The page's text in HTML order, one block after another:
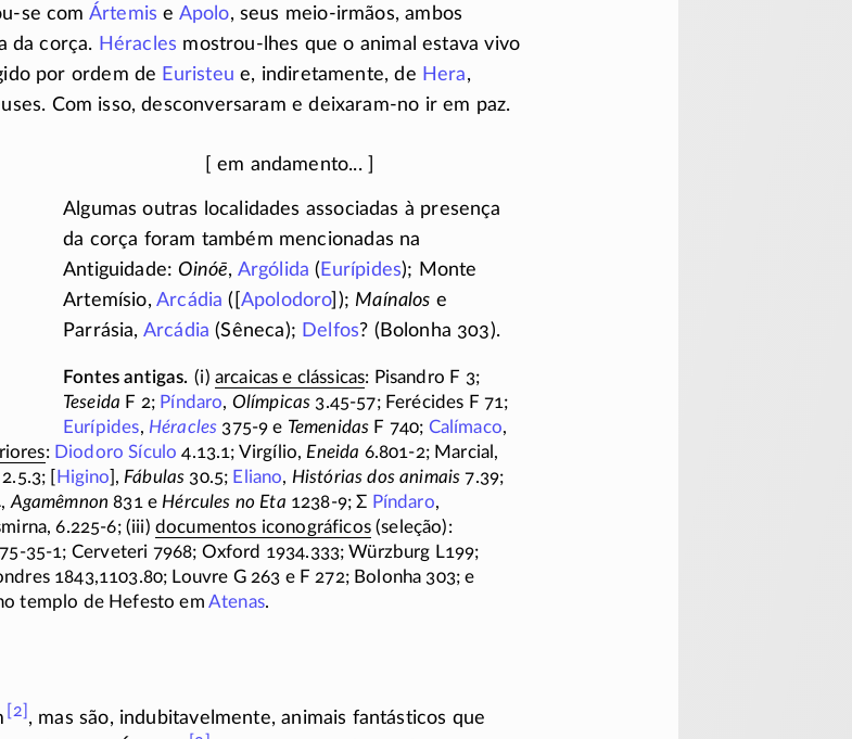
se com Ártemis e Apolo, seus meio-irmãos, ambos
da corça. Héracles mostrou-lhes que o animal estava vivo
por ordem de Euristeu e, indiretamente, de Hera,
Com isso, desconversaram edeixaram-no ir em paz.
Algumas outras localidades associadas à presença
da corça foram também mencionadas na
Antiguidade:Oinóē, Argólida ( Eurípides); Monte
Artemísio, Arcádia ([ Apolodoro]); Maínalos e
Parrásia, Arcádia (Sêneca); Delfos? (Bolonha 303).
(i) arcaicas e clássicas: Pisandro F 3;
Teseida F 2; Píndaro, Olímpicas 3.45-57;Ferécides F 71;
Eurípides, Héracles 375-9 e Temenidas F 740; Calímaco,
: Diodoro Sículo 4.13.1; Virgílio,Eneida 6.801-2;Marcial,
[ Higino ],Fábulas 30.5; Eliano, Histórias dos animais 7.39;
,Agamêmnon 831 eHércules no Eta 1238-9; Σ Píndaro,
6.225-6;(iii) documentos iconográficos(seleção):
75-35-1; Cerveteri 7968; Oxford 1934.333; Würzburg L199;
1843,1103.80; Louvre G 263 e F 272; Bolonha 303; e
templo de Hefesto em Atenas.
[2] , mas são, indubitavelmente, animais fantásticos que